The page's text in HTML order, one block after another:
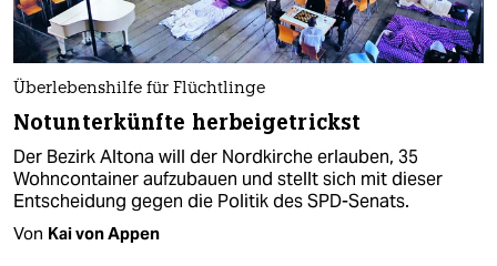
Überlebenshilfe für Flüchtlinge
Notunterkünfte herbeigetrickst
Der Bezirk Altona will der Nordkirche erlauben, 35
Wohncontainer aufzubauen und stellt sich mit dieser
Entscheidung gegen die Politik des SPD-Senats.
Von Kai von Appen